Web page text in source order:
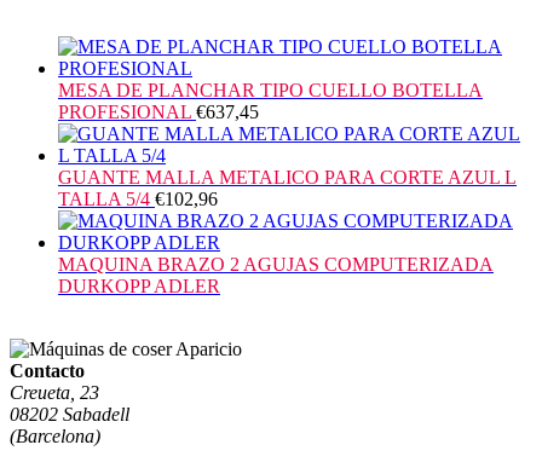
MESA DE PLANCHAR TIPO CUELLO BOTELLA
PROFESIONAL €637,45
GUANTE MALLA METALICO PARA CORTE AZUL L
TALLA 5/4 €102,96
MAQUINA BRAZO 2 AGUJAS COMPUTERIZADA
DURKOPP ADLER
Contacto
Creueta, 23
08202 Sabadell
(Barcelona)